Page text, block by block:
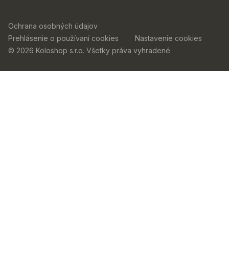
Ochrana osobných údajov
Prehlásenie o používaní cookies
Nastavenie cookies
© 2026 Koloshop s.r.o. Všetky práva vyhradené.